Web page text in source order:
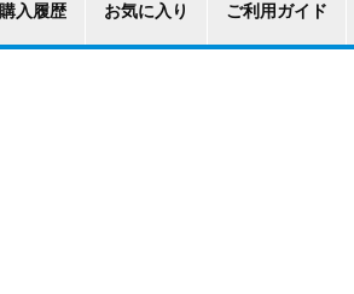
購入履歴 お気に入り ご利用ガイド